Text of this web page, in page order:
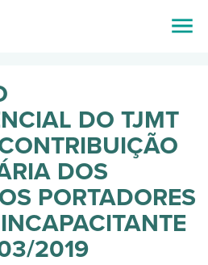
DO TJMT
DOS
PORTADORES
2019